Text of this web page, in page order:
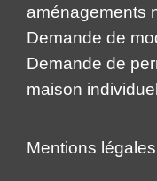
aménagements
Demande de
Demande de
maison
Mentions légales